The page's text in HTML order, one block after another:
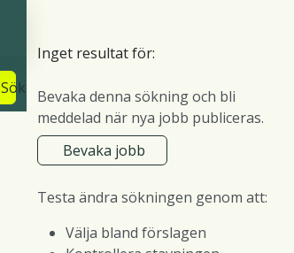
Sök
Inget resultat för:
Bevaka denna sökning och bli
meddelad när nya jobb publiceras.
Bevaka jobb
Testa ändra sökningen genom att:
Välja bland förslagen